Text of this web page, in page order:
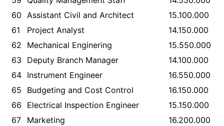
60 Assistant Civil and Architect
15.100.000
61
Project Analyst
14.150.000
62
Mechanical Enginering
15.550.000
63
Deputy Branch Manager
14.100.000
64 Instrument Engineer
16.550.000
65
Budgeting and Cost Control
16.150.000
66
Electrical Inspection Engineer
15.150.000
67
Marketing
16.200.000